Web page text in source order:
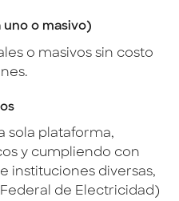
uno o masivo)
o masivos sin costo
sola plataforma,
y cumpliendo con
instituciones diversas,
de Electricidad)